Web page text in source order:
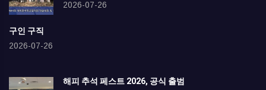
2026-07-26
구인 구직
2026-07-26
해피 추석 페스트 2026, 공식 출범